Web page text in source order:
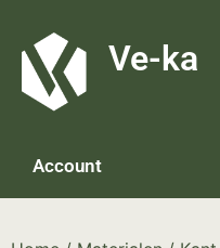
Ve-ka
Account